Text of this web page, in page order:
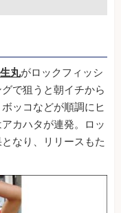
丸がロックフィッシ
で狙うと朝イチから
ッコなどが順調にヒ
カハタが連発。ロッ
なり、リリースもた